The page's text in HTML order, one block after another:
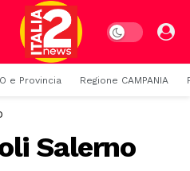
Dark mode
e Provincia Regione CAMPANIA
Salerno